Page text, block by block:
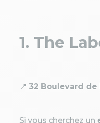
1. The
📍 32 Boulevard de
Si vous cherchez un